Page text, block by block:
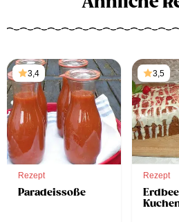
3,4
Rezept
Paradeissoße
3,5
Rezept